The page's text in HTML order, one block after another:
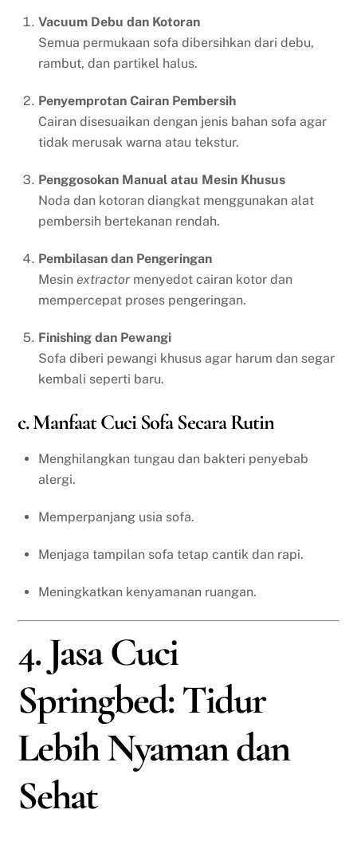
Vacuum Debu dan Kotoran
Semua permukaan sofa dibersihkan dari debu,
rambut, dan partikel halus.
Penyemprotan Cairan Pembersih
Cairan disesuaikan dengan jenis bahan sofa agar
tidak merusak warna atau tekstur.
Penggosokan Manual atau Mesin Khusus
Noda dan kotoran diangkat menggunakan alat
pembersih bertekanan rendah.
Pembilasan dan Pengeringan
Mesin extractor menyedot cairan kotor dan
mempercepat proses pengeringan.
Finishing dan Pewangi
Sofa diberi pewangi khusus agar harum dan segar
kembali seperti baru.
c. Manfaat Cuci Sofa Secara Rutin
Menghilangkan tungau dan bakteri penyebab
alergi.
Memperpanjang usia sofa.
Menjaga tampilan sofa tetap cantik dan rapi.
Meningkatkan kenyamanan ruangan.
4. Jasa Cuci
Springbed: Tidur
Lebih Nyaman dan
Sehat